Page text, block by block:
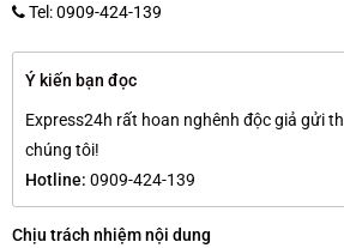
Tel: 0909-424-139
Ý kiến bạn đọc
Express24h rất hoan nghênh độc giả gửi
chúng tôi!
Hotline: 0909-424-139
Chịu trách nhiệm nội dung